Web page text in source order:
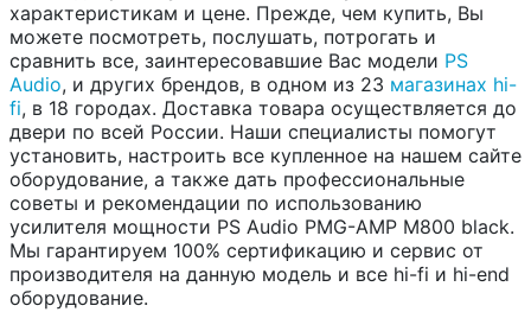
характеристикам и цене. Прежде, чем купить, Вы
можете посмотреть, послушать, потрогать и
сравнить все, заинтересовавшие Вас модели PS
Audio, и других брендов, в одном из 23 магазинах hi-
fi, в 18 городах. Доставка товара осуществляется до
двери по всей России. Наши специалисты помогут
установить, настроить все купленное на нашем сайте
оборудование, а также дать профессиональные
советы и рекомендации по использованию
усилителя мощности PS Audio PMG-AMP M800 black.
Мы гарантируем 100% сертификацию и сервис от
производителя на данную модель и все hi-fi и hi-end
оборудование.